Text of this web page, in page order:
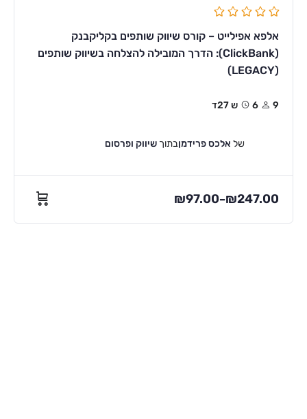
אלפא אפילייט – קורס שיווק שותפים בקליקבנק
(ClickBank): הדרך המובילה להצלחה בשיווק שותפים
(LEGACY)
9 6ש 27ד
של אלכס פרידמןבתוך שיווק ופרסום
₪97.00–₪247.00